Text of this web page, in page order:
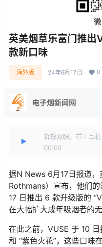
英美烟草乐富门推出
款新口味
海外版 24年6月17日 0
电子烟新闻网
释放双眼，带上耳机
00:00
据N News 6月17日报道
Rothmans）宣布，他们
17 日推出 6 款升级版的
在大幅扩大成年吸烟者的
在此之前，VUSE 于 10
和 “紫色火花”，这些口味